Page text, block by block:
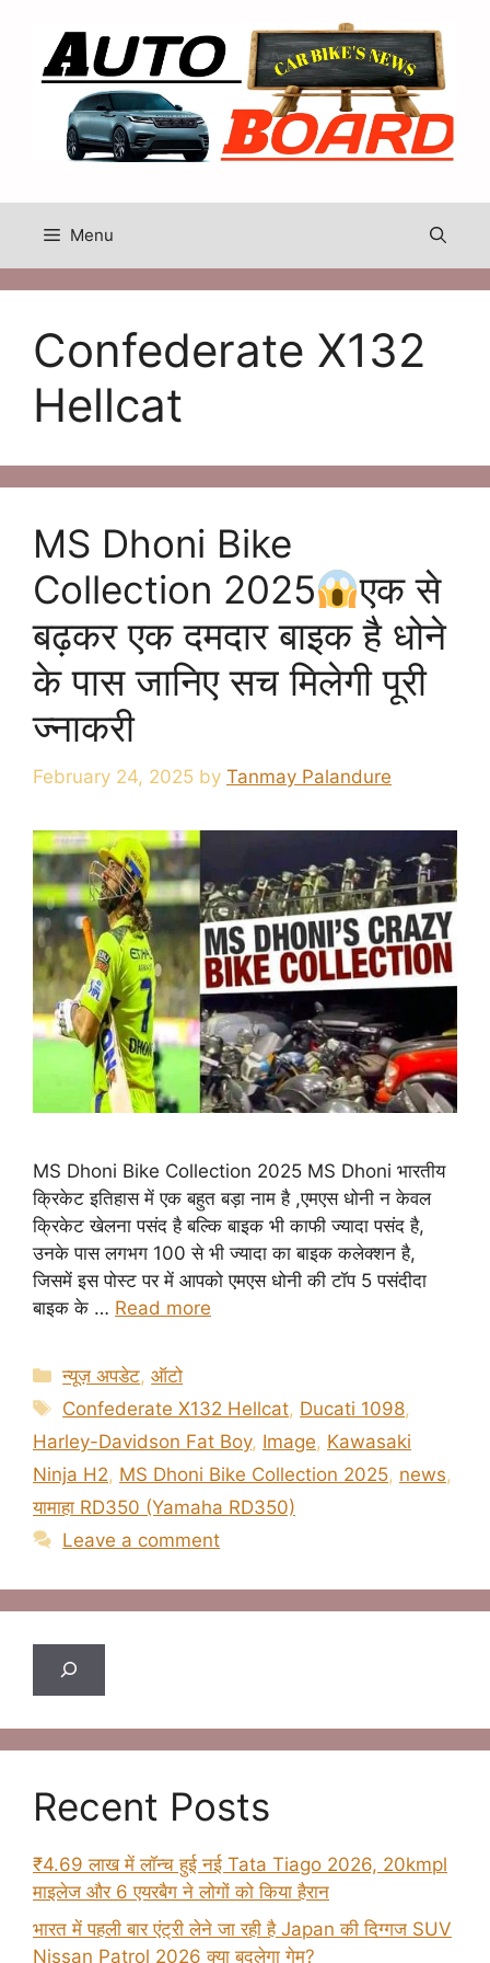
content
Menu
Confederate X132
Hellcat
MS Dhoni Bike
Collection 2025
एक से
बढ़कर एक दमदार बाइक है धोने
के पास जानिए सच मिलेगी पूरी
ज्नाकरी
February 24, 2025 by Tanmay Palandure
MS Dhoni Bike Collection 2025 MS Dhoni भारतीय
क्रिकेट इतिहास में एक बहुत बड़ा नाम है ,एमएस धोनी न केवल
क्रिकेट खेलना पसंद है बल्कि बाइक भी काफी ज्यादा पसंद है,
उनके पास लगभग 100 से भी ज्यादा का बाइक कलेक्शन है,
जिसमें इस पोस्ट पर में आपको एमएस धोनी की टॉप 5 पसंदीदा
बाइक के … Read more
Categories
न्यूज़ अपडेट,ऑटो
Tags
Confederate X132 Hellcat, Ducati 1098,
Harley-Davidson Fat Boy, Image, Kawasaki
Ninja H2, MS Dhoni Bike Collection 2025, news,
यामाहा RD350 (Yamaha RD350)
Leave a comment
Search
Recent Posts
₹4.69 लाख में लॉन्च हुई नई Tata Tiago 2026, 20kmpl
माइलेज और 6 एयरबैग ने लोगों को किया हैरान
भारत में पहली बार एंट्री लेने जा रही है Japan की दिग्गज SUV
Nissan Patrol 2026 क्या बदलेगा गेम?